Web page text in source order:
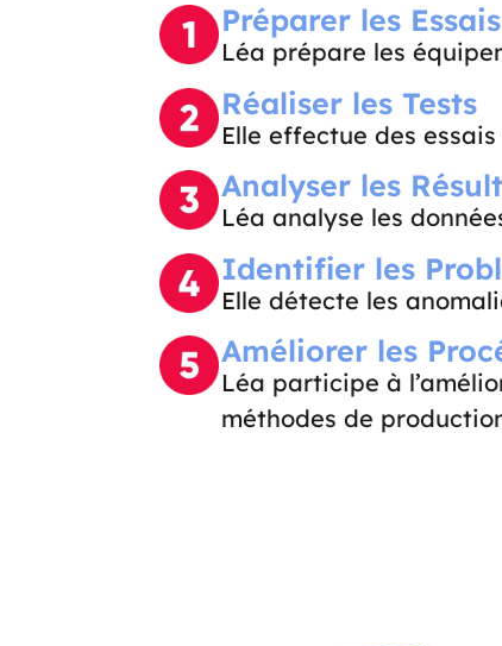
Préparer les Essais
Léa prépare les
Réaliser les Tests
Elle effectue des
Analyser les
Léa analyse les
Identifier les
Elle détecte les
Améliorer les
Léa participe à
méthodes de